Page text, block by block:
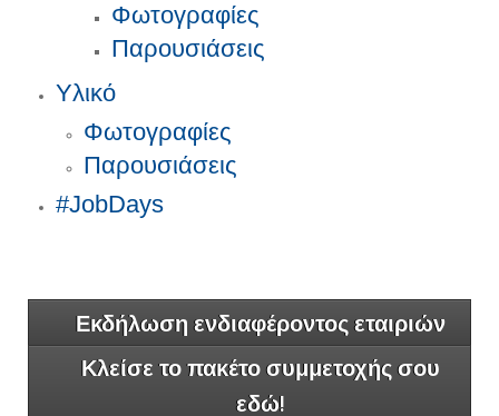
Φωτογραφίες
Παρουσιάσεις
Υλικό
Φωτογραφίες
Παρουσιάσεις
#JobDays
Εκδήλωση ενδιαφέροντος εταιριών
Κλείσε το πακέτο συμμετοχής σου
εδώ!